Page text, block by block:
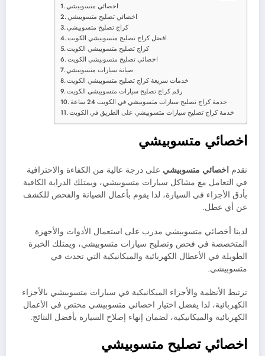
اخصائي متسوبيشي
اخصائي تصليح متسوبيشي
كراج تصليح متسوبيشي
افضل كراج تصليح متسوبيشي الكويت
كراج تصليح متسوبيشي الكويت
اخصائي تصليح متسوبيشي الكويت
صيانة سيارات متسوبيشي
خدمات سريعة كراج تصليح متسوبيشي الكويت
رقم كراج تصليح سيارات متسوبيشي الكويت
خدمة كراج تصليح سيارات متسوبيشي في الكويت 24 ساعة
خدمة كراج تصليح سيارات متسوبيشي على الطريق في الكويت
اخصائي متسوبيشي
نقدم اخصائي متسوبيشي على درجة عالية من الكفاءة والاحترافية
في التعامل مع مشاكل سيارات متسوبيشي، ويمتلك الدراية الكافية
بأدق الأجزاء في السيارة، لذا يقوم بأعمال الصيانة والفحص للكشف
عن أي عطل.
لدينا أخصائي متسوبيشي مدرب على استعمال الأدوات والأجهزة
المتخصصة في فحص وتصليح سيارات متسوبيشي، ويمتلك الخبرة
الطويلة في الأعطال الكهربائية والميكانيكية التي تحدث في
متسوبيشي.
ترتبط الأنظمة والأجزاء الميكانيكية في سيارات متسوبيشي بالأجزاء
الكهربائية، لذا يفضل اختيار اخصائي متسوبيشي مختص في الأعمال
الكهربائية والميكانيكية، لضمان إنهاء إصلاح السيارة بأفضل النتائج.
اخصائي تصليح متسوبيشي